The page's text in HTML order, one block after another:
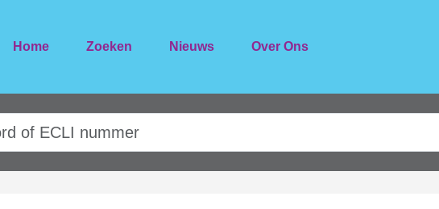
Home Zoeken Nieuws Over Ons